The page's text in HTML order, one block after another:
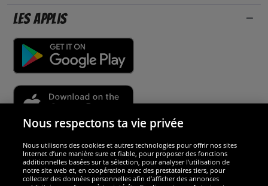
Les applis
Sécurité
Nous sommes excellents
Nous respectons ta vie privée
Nous utilisons des cookies et autres technologies pour offrir nos sites
Internet d’une manière sure et fiable, pour proposer des fonctions
additionnelles basées sur ta sélection, pour analyser l’utilisation de
notre site web et, en coopération avec des prestataires tiers, pour
collecter des données personnelles afin d’afficher des annonces